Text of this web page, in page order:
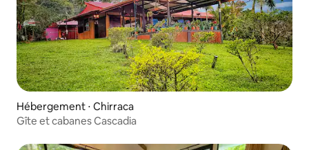
Hébergement ⋅ Chirraca
Gîte et cabanes Cascadia